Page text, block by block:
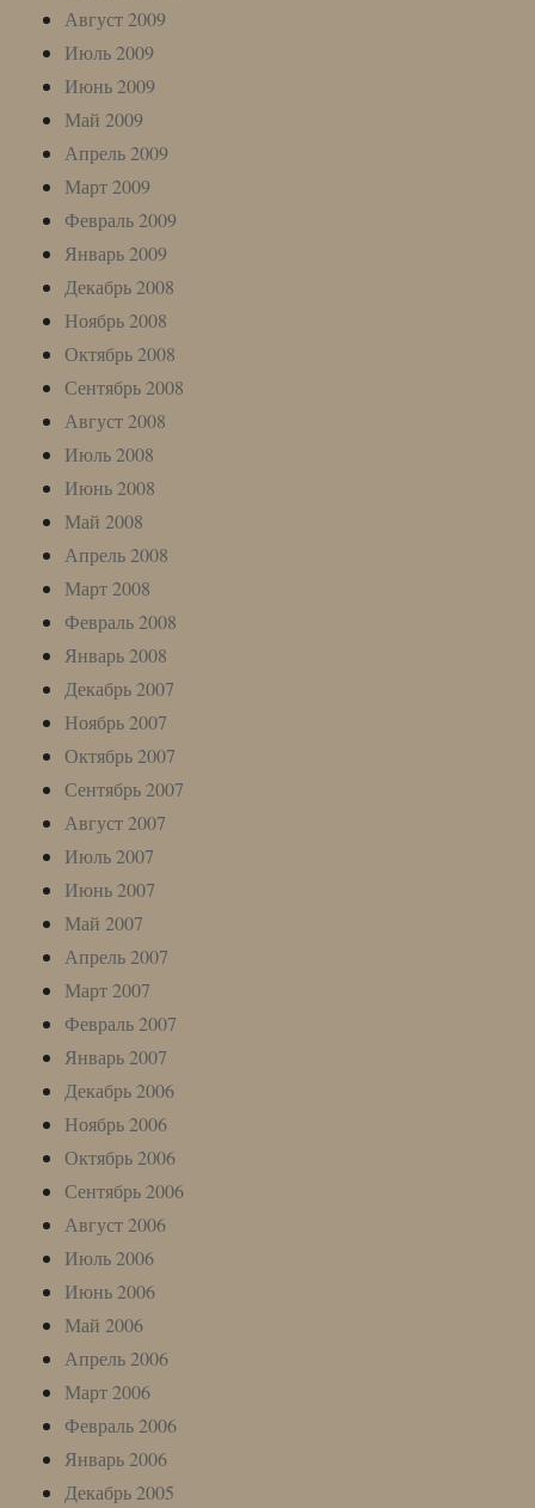
Август 2009
Июль 2009
Июнь 2009
Май 2009
Апрель 2009
Март 2009
Февраль 2009
Январь 2009
Декабрь 2008
Ноябрь 2008
Октябрь 2008
Сентябрь 2008
Август 2008
Июль 2008
Июнь 2008
Май 2008
Апрель 2008
Март 2008
Февраль 2008
Январь 2008
Декабрь 2007
Ноябрь 2007
Октябрь 2007
Сентябрь 2007
Август 2007
Июль 2007
Июнь 2007
Май 2007
Апрель 2007
Март 2007
Февраль 2007
Январь 2007
Декабрь 2006
Ноябрь 2006
Октябрь 2006
Сентябрь 2006
Август 2006
Июль 2006
Июнь 2006
Май 2006
Апрель 2006
Март 2006
Февраль 2006
Январь 2006
Декабрь 2005